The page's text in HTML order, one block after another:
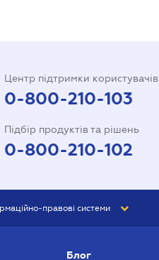
Центр підтримки користувачів
0-800-210-103
Підбір продуктів та рішень
0-800-210-102
правові системи
Блог